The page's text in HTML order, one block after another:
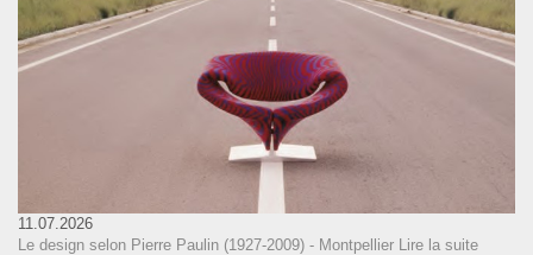
11.07.2026
Le design selon Pierre Paulin (1927-2009) - Montpellier Lire la suite